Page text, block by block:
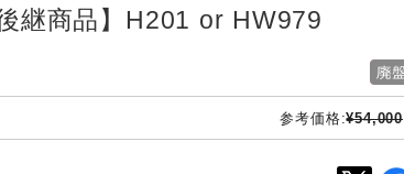
継商品】H201 or HW979
参考価格:¥54,000